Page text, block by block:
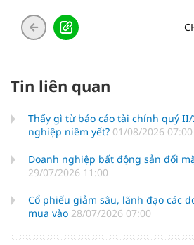
Tin liên quan
Thấy gì từ báo cáo tài chính quý
nghiệp niêm yết? 01/08/2026 07:00
Doanh nghiệp bất động sản đối
29/07/2026 11:00
Cổ phiếu giảm sâu, lãnh đạo các
mua vào 28/07/2026 07:00